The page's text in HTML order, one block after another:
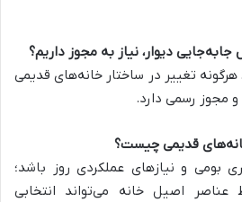
جابه‌جایی دیوار، نیاز به مجوز داریم؟
هرگونه تغییر در ساختار خانه‌های قدیمی
مجوز رسمی دارد.
قدیمی چیست؟
بومی و نیازهای عملکردی روز باشد؛
عناصر اصیل خانه می‌تواند انتخابی